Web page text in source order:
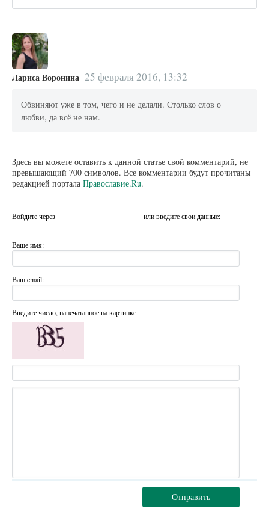
Лариса Воронина 25 февраля 2016, 13:32
Обвиняют уже в том, чего и не делали. Столько слов о
любви, да всё не нам.
Здесь вы можете оставить к данной статье свой комментарий, не
превышающий 700 символов. Все комментарии будут прочитаны
редакцией портала Православие.Ru.
Войдите через или введите свои данные:
Ваше имя:
Ваш email:
Введите число, напечатанное на картинке
Отправить